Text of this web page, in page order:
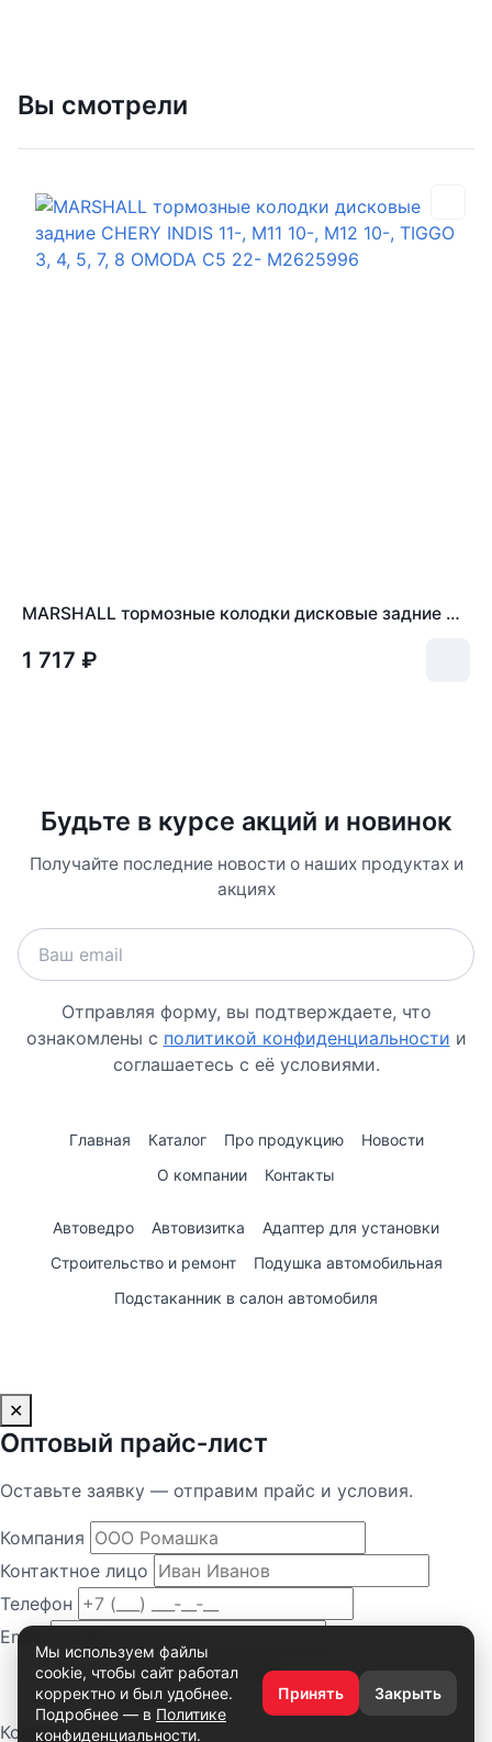
Вы смотрели
MARSHALL тормозные колодки дисковые задние CHERY INDIS 11-, M11 10-, M12 10-, TIGGO 3, 4, 5, 7, 8 OMODA C5 22- M2625996
1 717 ₽
Будьте в курсе акций и новинок
Получайте последние новости о наших продуктах и
акциях
Отправляя форму, вы подтверждаете, что
ознакомлены с политикой конфиденциальности и
соглашаетесь с её условиями.
Главная Каталог Про продукцию
Новости
О компании
Контакты
Автоведро Автовизитка
Адаптер для установки
Строительство и ремонт
Подушка автомобильная
Подстаканник в салон автомобиля
Мы используем файлы
cookie, чтобы сайт работал
корректно и был удобнее.
Подробнее — в Политике
конфиденциальности.
Принять Закрыть
✕
Оптовый прайс‑лист
Оставьте заявку — отправим прайс и условия.
Компания
Контактное лицо
Телефон
Email
Комментарий